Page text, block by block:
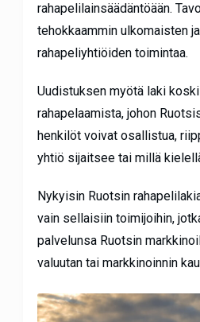
rahapelilainsäädäntöään.
tehokkaammin ulkomaisten
rahapeliyhtiöiden toimintaa.
Uudistuksen myötä laki
rahapelaamista, johon
henkilöt voivat osallistua,
yhtiö sijaitsee tai millä
Nykyisin Ruotsin
vain sellaisiin toimijoihin,
palvelunsa Ruotsin
valuutan tai markkinoinnin